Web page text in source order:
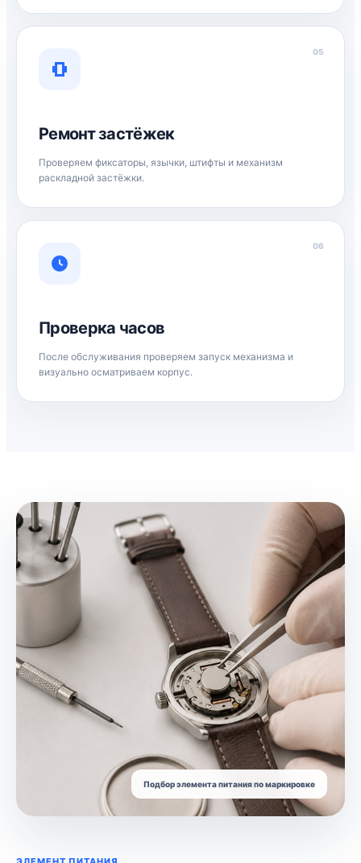
05
Ремонт застёжек
Проверяем фиксаторы, язычки, штифты и механизм
раскладной застёжки.
06
Проверка часов
После обслуживания проверяем запуск механизма и
визуально осматриваем корпус.
Подбор элемента питания по маркировке